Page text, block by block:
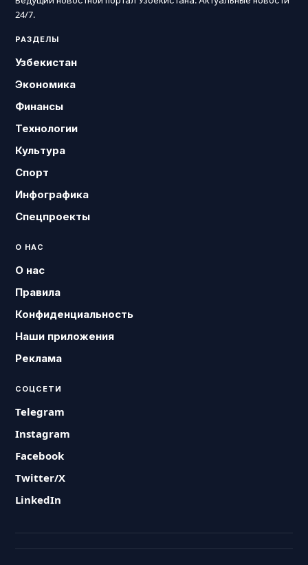
24/7.
РАЗДЕЛЫ
Узбекистан
Экономика
Финансы
Технологии
Культура
Спорт
Инфографика
Спецпроекты
О НАС
О нас
Правила
Конфиденциальность
Наши приложения
Реклама
СОЦСЕТИ
Telegram
Instagram
Facebook
Twitter/X
LinkedIn